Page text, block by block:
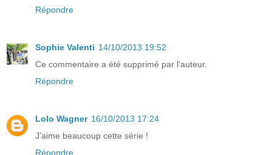
Répondre
Sophie Valenti 14/10/2013 19:52
Ce commentaire a été supprimé par l'auteur.
Répondre
Lolo Wagner 16/10/2013 17:24
J'aime beaucoup cette série !
Répondre